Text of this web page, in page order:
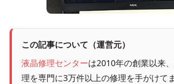
この記事について（運営元）
液晶修理センターは2010年の創業以来
理を専門に3万件以上の修理を手がけて